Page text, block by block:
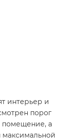
интерьер и
порог
помещение, а
максимальной